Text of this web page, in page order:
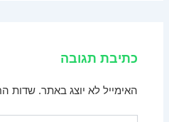
כתיבת תגובה
האימייל לא יוצג באתר. שדות